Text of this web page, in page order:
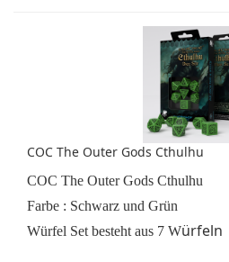
COC The Outer Gods Cthulhu
COC The Outer Gods Cthulhu
Farbe : Schwarz und Grün
Würfel Set besteht aus 7 Würfeln